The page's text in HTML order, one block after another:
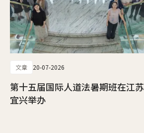
文章 20-07-2026
第十五届国际人道法暑期班在江苏
宜兴举办